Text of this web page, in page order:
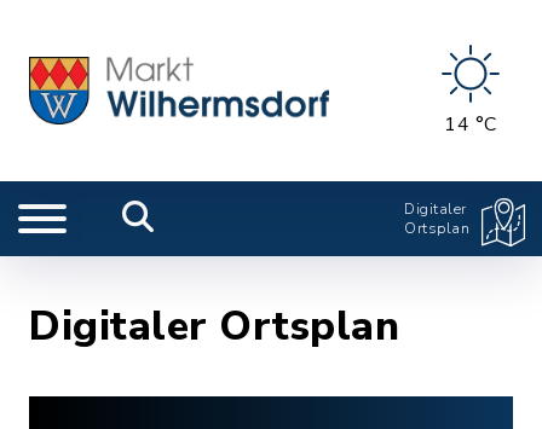
14 °C
Digitaler
Ortsplan
Digitaler Ortsplan